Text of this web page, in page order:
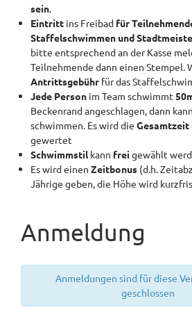
sein
Eintritt ins Freibad für
Staffelschwimmen und
bitte entsprechend an der Kasse
Teilnehmende dann einen Stempel.
Antrittsgebühr für das
Jede Person im Team schwimmt
Beckenrand angeschlagen, dann
schwimmen. Es wird die
gewertet
Schwimmstil kann frei gewählt
Es wird einen Zeitbonus (d.h.
Jährige geben, die Höhe wird
Anmeldung
Anmeldungen sind für diese
geschlossen